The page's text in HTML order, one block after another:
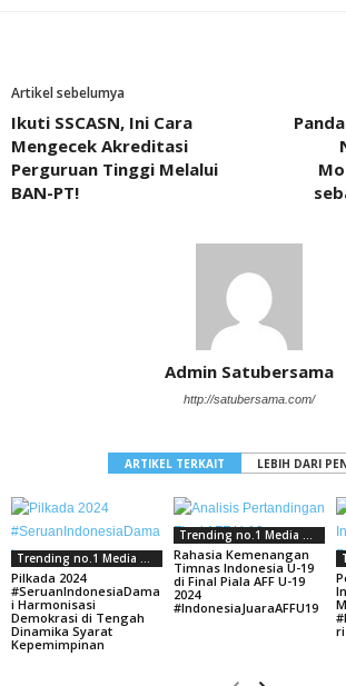
Artikel sebelumya
Ikuti SSCASN, Ini Cara
Mengecek Akreditasi
Perguruan Tinggi Melalui
BAN-PT!
Admin Satubersama
http://satubersama.com/
ARTIKEL TERKAIT LEBIH DARI
Trending no.1 Media Sosial
Pilkada 2024
#SeruanIndonesiaDama
i Harmonisasi
Demokrasi di Tengah
Dinamika Syarat
Kepemimpinan
Trending no.1 Media Sosial
Rahasia Kemenangan
Timnas Indonesia U-19
di Final Piala AFF U-19
2024
#IndonesiaJuaraAFFU19